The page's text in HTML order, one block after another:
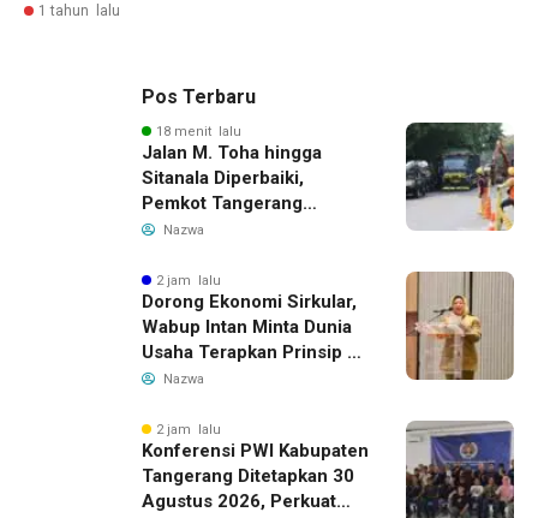
1 tahun lalu
Pos Terbaru
18 menit lalu
Jalan M. Toha hingga
Sitanala Diperbaiki,
Pemkot Tangerang
Siapkan Rekayasa Lalu
Nazwa
2 jam lalu
Dorong Ekonomi Sirkular,
Wabup Intan Minta Dunia
Usaha Terapkan Prinsip 3R
dalam Pengelolaan Limbah
Nazwa
2 jam lalu
Konferensi PWI Kabupaten
Tangerang Ditetapkan 30
Agustus 2026, Perkuat